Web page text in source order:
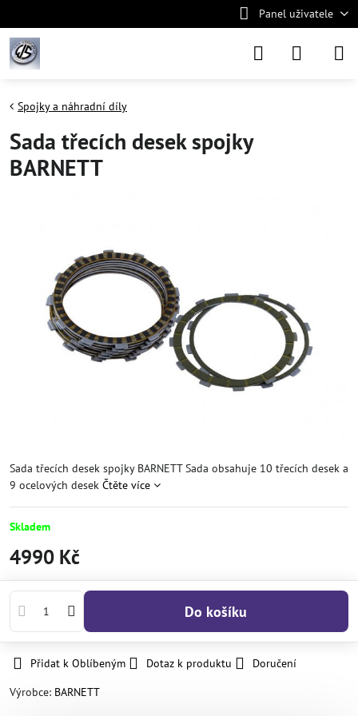
Panel uživatele
Spojky a náhradní díly
Sada třecích desek spojky
BARNETT
Sada třecích desek spojky BARNETT Sada obsahuje 10 třecích desek a
9 ocelových desek Čtěte více
Skladem
4990 Kč
Do košíku
Přidat k Oblíbeným Dotaz k produktu
Doručení
Výrobce: BARNETT